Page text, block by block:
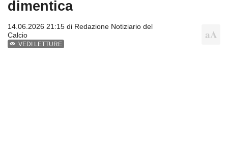
dimentica
14.06.2026 21:15 di Redazione Notiziario del
Calcio
VEDI LETTURE